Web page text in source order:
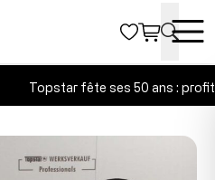
Topstar fête ses 50 ans :